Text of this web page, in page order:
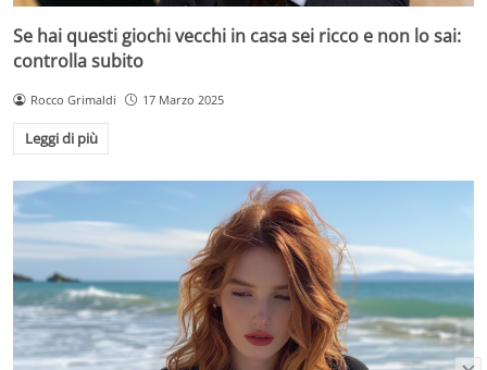
Se hai questi giochi vecchi in casa sei ricco e non lo sai:
controlla subito
Rocco Grimaldi 17 Marzo 2025
Leggi di più